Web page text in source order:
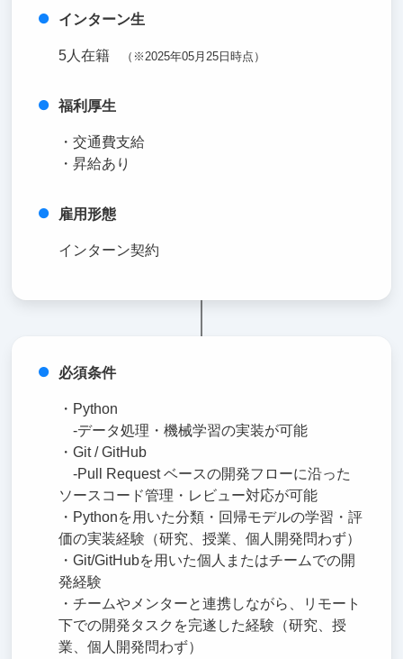
インターン生
5人在籍 （※2025年05月25日時点）
福利厚生
・交通費支給
・昇給あり
雇用形態
インターン契約
必須条件
・Python
-データ処理・機械学習の実装が可能
・Git / GitHub
-Pull Request ベースの開発フローに沿った
ソースコード管理・レビュー対応が可能
・Pythonを用いた分類・回帰モデルの学習・評
価の実装経験（研究、授業、個人開発問わず）
・Git/GitHubを用いた個人またはチームでの開
発経験
・チームやメンターと連携しながら、リモート
下での開発タスクを完遂した経験（研究、授
業、個人開発問わず）